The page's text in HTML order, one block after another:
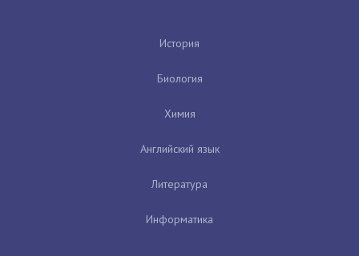
История
Биология
Химия
Английский язык
Литература
Информатика